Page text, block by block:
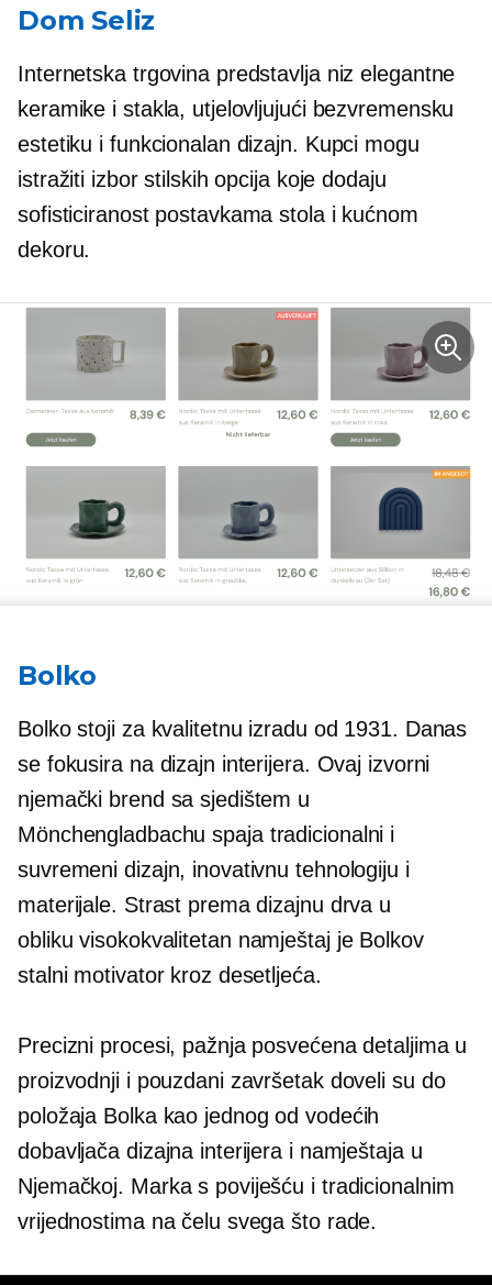
Dom Seliz
Internetska trgovina predstavlja niz elegantne
keramike i stakla, utjelovljujući bezvremensku
estetiku i funkcionalan dizajn. Kupci mogu
istražiti izbor stilskih opcija koje dodaju
sofisticiranost postavkama stola i kućnom
dekoru.
Bolko
Bolko stoji za kvalitetnu izradu od 1931. Danas
se fokusira na dizajn interijera. Ovaj izvorni
njemački brend sa sjedištem u
Mönchengladbachu spaja tradicionalni i
suvremeni dizajn, inovativnu tehnologiju i
materijale. Strast prema dizajnu drva u
oblikuvisokokvalitetan namještaj je Bolkov
stalni motivator kroz desetljeća.
Precizni procesi, pažnja posvećena detaljima u
proizvodnji i pouzdani završetak doveli su do
položaja Bolka kao jednog od vodećih
dobavljača dizajna interijera i namještaja u
Njemačkoj. Marka s poviješću i tradicionalnim
vrijednostima na čelu svega što rade.